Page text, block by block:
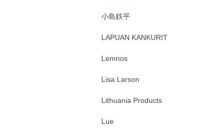
小島鉄平
LAPUAN KANKURIT
Lemnos
Lisa Larson
Lithuania Products
Lue